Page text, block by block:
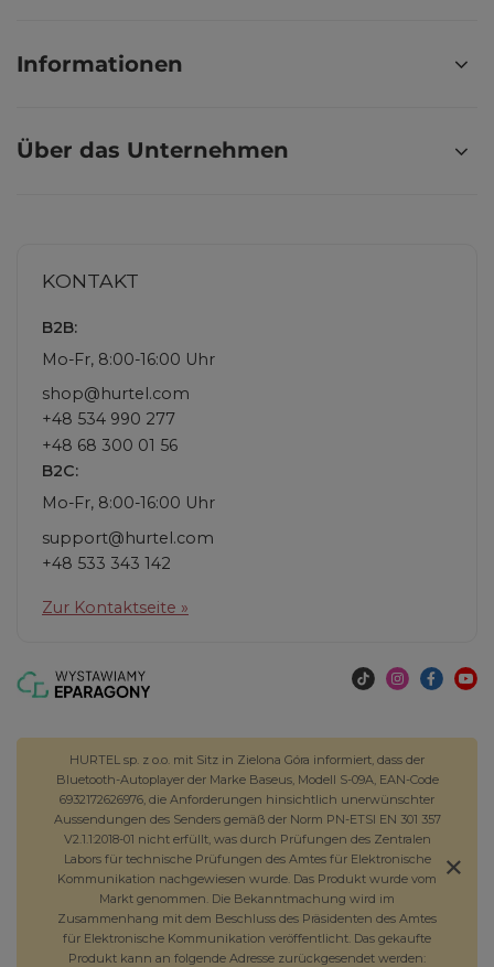
Informationen
Über das Unternehmen
KONTAKT
B2B:
Mo-Fr, 8:00-16:00 Uhr
shop@hurtel.com
+48 534 990 277
+48 68 300 01 56
B2C:
Mo-Fr, 8:00-16:00 Uhr
support@hurtel.com
+48 533 343 142
Zur Kontaktseite »
HURTEL sp. z o.o. mit Sitz in Zielona Góra informiert, dass der
Bluetooth-Autoplayer der Marke Baseus, Modell S-09A, EAN-Code
6932172626976, die Anforderungen hinsichtlich unerwünschter
Aussendungen des Senders gemäß der Norm PN-ETSI EN 301 357
V2.1.1:2018-01 nicht erfüllt, was durch Prüfungen des Zentralen
Labors für technische Prüfungen des Amtes für Elektronische
Kommunikation nachgewiesen wurde. Das Produkt wurde vom
Markt genommen. Die Bekanntmachung wird im
Zusammenhang mit dem Beschluss des Präsidenten des Amtes
für Elektronische Kommunikation veröffentlicht. Das gekaufte
Produkt kann an folgende Adresse zurückgesendet werden: